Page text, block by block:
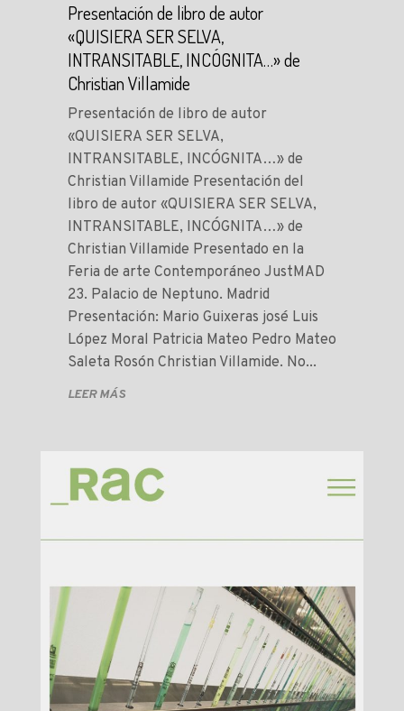
Presentación de libro de autor
«QUISIERA SER SELVA,
INTRANSITABLE, INCÓGNITA…» de
Christian Villamide
Presentación de libro de autor
«QUISIERA SER SELVA,
INTRANSITABLE, INCÓGNITA…» de
Christian Villamide Presentación del
libro de autor «QUISIERA SER SELVA,
INTRANSITABLE, INCÓGNITA…» de
Christian Villamide Presentado en la
Feria de arte Contemporáneo JustMAD
23. Palacio de Neptuno. Madrid
Presentación: Mario Guixeras josé Luis
López Moral Patricia Mateo Pedro Mateo
Saleta Rosón Christian Villamide. No...
LEER MÁS